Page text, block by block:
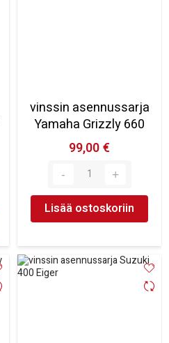
vinssin asennussarja
Yamaha Grizzly 660
99,00 €
Lisää ostoskoriin